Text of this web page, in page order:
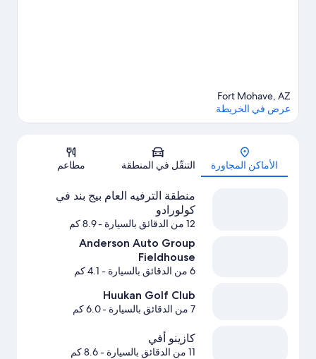
الخريطة
Fort Mohave, AZ
عرض في الخريطة
الأماكن المجاورة التنقّل في المنطقة مطاعم
منطقة الترفيه العام بيج بند في
كولورادو
12 من الدقائق بالسيارة - 8.9 كم
Anderson Auto Group
Fieldhouse
6 من الدقائق بالسيارة - 4.1 كم
Huukan Golf Club
7 من الدقائق بالسيارة - 6.0 كم
كازينو أفي
11 من الدقائق بالسيارة - 8.6 كم